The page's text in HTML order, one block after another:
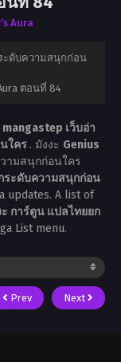
Aura
ะดับความสนุกก่อน
ตอนที่ 84
mangastep เว็บอ่า
ใคร . มังงะ Genius
ามสนุกก่อนใคร
ระดับความสนุกก่อน
updates. A list of
การ์ตูน แปลไทยยก
List menu.
Prev Next